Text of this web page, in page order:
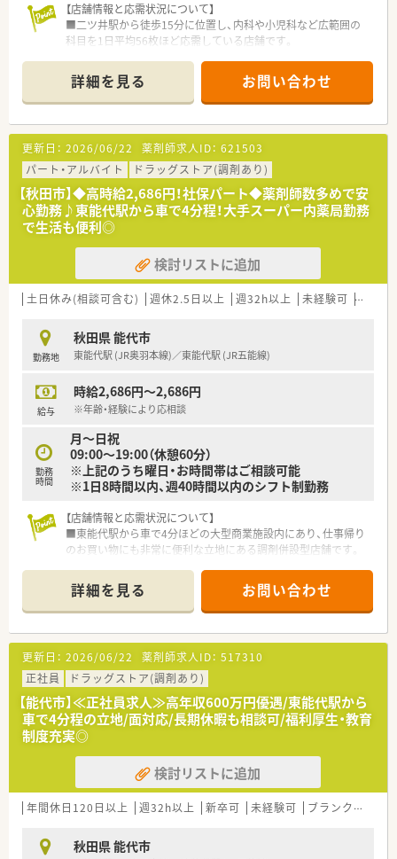
【店舗情報と応需状況について】
■二ツ井駅から徒歩15分に位置し、内科や小児科など広範囲の
科目を1日平均56枚ほど応需している店舗です。
のマンツーマン体制で密な連携を誇っています。
■患者様との継続率は86％と非常に高く、一人ひとりの健康を
深く見守り続けるかかりつけ薬局として機能しています。
【法人特徴について】
■全国で722店舗を展開する業界屈指の規模を誇り、異業種提携
などの戦略的な事業展開を積極的に行っています。
■出店形態の95％がマンツーマン出店のため、医療機関とのス
ムーズな連携や検査値共有を強みとしています。
■5年先や10年先も活躍できる人材の育成に注力しており、教育
の質が高いことで知られる研修充実企業です。
【想定される業務内容】
■処方箋に基づく調剤や監査、服薬指導をメインとし、患者様の
薬歴管理や健康相談などの業務全般を担います。
レーシングレポートを提出する臨床的な業務です。
■ピッキングシステムを導入しているため安全性が高く、効率的
な店舗運営を行いながら患者様へ向き合えます。
詳細を見る お問い合わせ
更新日： 2026/06/22 薬剤師求人ID： 621503
パート・アルバイト
ドラッグストア(調剤あり)
【秋田市】◆高時給2,686円！社保パート◆薬剤師数多めで安
心勤務♪東能代駅から車で4分程！大手スーパー内薬局勤務
で生活も便利◎
検討リストに追加
土日休み(相談可含む) 週休2.5日以上 週32h以上 未経験可 ブラン
勤務地
秋田県 能代市
東能代駅 (JR奥羽本線)／東能代駅 (JR五能線)
給与
時給2,686円～2,686円
※年齢・経験により応相談
勤務
時間
月～日祝
09:00～19:00（休憩60分）
※上記のうち曜日・お時間帯はご相談可能
※1日8時間以内、週40時間以内のシフト制勤務
【店舗情報と応需状況について】
■東能代駅から車で4分ほどの大型商業施設内にあり、仕事帰り
のお買い物にも非常に便利な立地にある調剤併設型店舗です。
に偏ることなく幅広い内容の処方箋に触れることが可能です。
■薬剤師は常勤1名と調剤事務2名が在籍しており、少人数の体
制ながらも大手チェーンならではのサポート体制が整っていま
す。
【法人特徴について】
■国内有数の営業収益を誇る大手小売グループの法人が運営し
ており、全国規模のネットワークと安定した経営基盤を誇りま
す。
■ショッピングモールを地域医療の拠点とするヘルスケアステ
ーションの構築を掲げ、地域の健康をトータルで支えています。
■調剤業務を核としながらOTC販売や健康相談にも注力してお
り、衣食住の住の分野から豊かな暮らしの実現に貢献していま
す。
■面対応による処方箋の調剤業務や服薬指導を中心として、患者
様一人ひとりに寄り添った丁寧なカウンセリングを実施しま
詳細を見る お問い合わせ
更新日： 2026/06/22 薬剤師求人ID： 517310
正社員
ドラッグストア(調剤あり)
【能代市】≪正社員求人≫高年収600万円優遇/東能代駅から
車で4分程の立地/面対応/長期休暇も相談可/福利厚生・教育
制度充実◎
検討リストに追加
年間休日120日以上 週32h以上 新卒可 未経験可 ブランク可
秋田県 能代市